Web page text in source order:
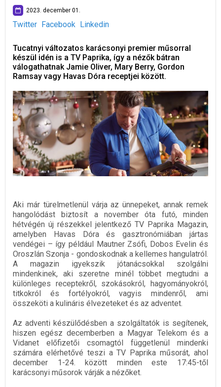
2023. december 01.
Twitter Facebook Linkedin
Tucatnyi változatos karácsonyi premier műsorral
készül idén is a TV Paprika, így a nézők bátran
válogathatnak Jamie Oliver, Mary Berry, Gordon
Ramsay vagy Havas Dóra receptjei között.
Aki már türelmetlenül várja az ünnepeket, annak remek
hangolódást biztosít a november óta futó, minden
hétvégén új részekkel jelentkező TV Paprika Magazin,
amelyben Havas Dóra és gasztronómiában jártas
vendégei – így például Mautner Zsófi, Dobos Evelin és
Oroszlán Szonja - gondoskodnak a kellemes hangulatról.
A magazin igyekszik jótanácsokkal szolgálni
mindenkinek, aki szeretne minél többet megtudni a
különleges receptekről, szokásokról, hagyományokról,
titkokról és fortélyokról, vagyis mindenről, ami
összeköti a kulináris élvezeteket és az adventet.
Az adventi készülődésben a szolgáltatók is segítenek,
hiszen egész decemberben a Magyar Telekom és a
Vidanet előfizetői csomagtól függetlenül mindenki
számára elérhetővé teszi a TV Paprika műsorát, ahol
december 1-24. között minden este 17:45-től
karácsonyi műsorok várják a nézőket.